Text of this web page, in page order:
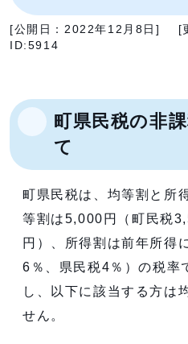
[公開日： 2022年12月8日 ] [
ID:5914
町県民税の非
て
町県民税は、均等割と所
等割は5,000円（町民税
円）、所得割は前年所得
6％、県民税4％）の税率
し、以下に該当する方は
せん。